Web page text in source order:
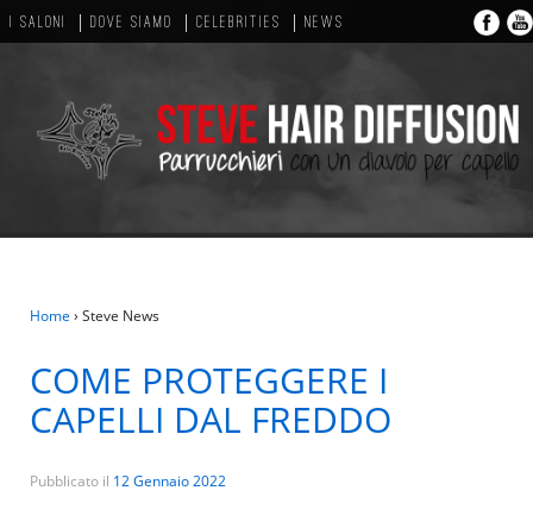
I SALONI DOVE SIAMO CELEBRITIES NEWS
Home › Steve News
COME PROTEGGERE I
CAPELLI DAL FREDDO
Pubblicato il 12 Gennaio 2022